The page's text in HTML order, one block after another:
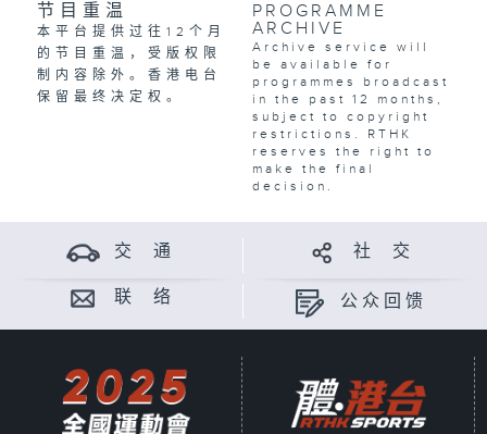
节目重温
本平台提供过往12个月
的节目重温，受版权限
制内容除外。香港电台
保留最终决定权。
PROGRAMME
ARCHIVE
Archive service will
be available for
programmes broadcast
in the past 12 months,
subject to copyright
restrictions. RTHK
reserves the right to
make the final
decision.
交 通 社 交
联 络 公众回馈